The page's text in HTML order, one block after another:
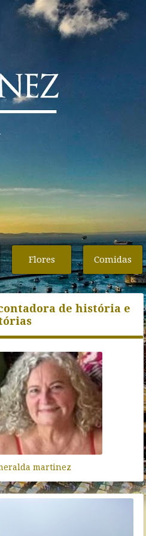
Flores Comidas
de história e
martinez